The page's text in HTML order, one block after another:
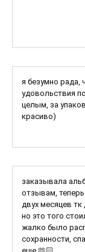
я безумно рада,
удовольствия
целым, за
красиво)
заказывала
отзывам,
двух месяцев тк
но это того
жалко было
сохранности,